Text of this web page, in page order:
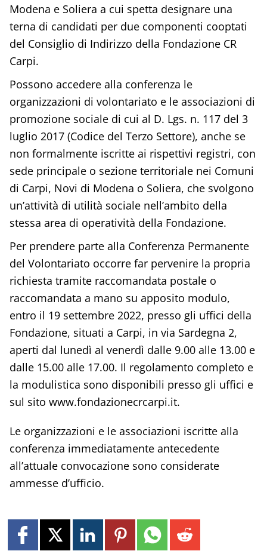
Modena e Soliera a cui spetta designare una
terna di candidati per due componenti cooptati
del Consiglio di Indirizzo della Fondazione CR
Carpi.
Possono accedere alla conferenza le
organizzazioni di volontariato e le associazioni di
promozione sociale di cui al D. Lgs. n. 117 del 3
luglio 2017 (Codice del Terzo Settore), anche se
non formalmente iscritte ai rispettivi registri, con
sede principale o sezione territoriale nei Comuni
di Carpi, Novi di Modena o Soliera, che svolgono
un’attività di utilità sociale nell’ambito della
stessa area di operatività della Fondazione.
Per prendere parte alla Conferenza Permanente
del Volontariato occorre far pervenire la propria
richiesta tramite raccomandata postale o
raccomandata a mano su apposito modulo,
entro il 19 settembre 2022, presso gli uffici della
Fondazione, situati a Carpi, in via Sardegna 2,
aperti dal lunedì al venerdì dalle 9.00 alle 13.00 e
dalle 15.00 alle 17.00. Il regolamento completo e
la modulistica sono disponibili presso gli uffici e
sul sito www.fondazionecrcarpi.it.
Le organizzazioni e le associazioni iscritte alla
conferenza immediatamente antecedente
all’attuale convocazione sono considerate
ammesse d’ufficio.